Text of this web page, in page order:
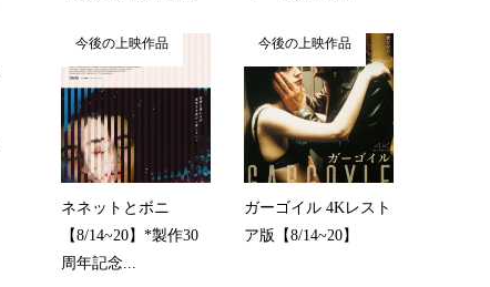
今後の上映作品
ネネットとボニ
【8/14~20】*製作30
周年記念...
今後の上映作品
ガーゴイル 4Kレスト
ア版【8/14~20】